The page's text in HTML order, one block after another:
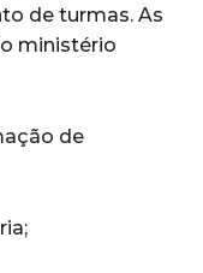
de turmas. As
ministério
de